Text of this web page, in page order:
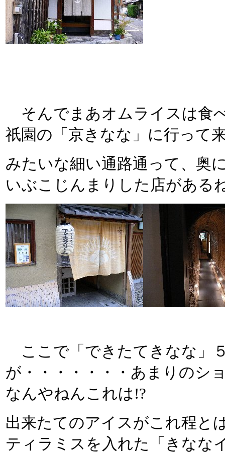
そんでまあオムライスは食
祇園の「京きなな」に行って
みたいな細い通路通って、奥
いぶこじんまりした店がある
ここで「できたてきなな」
が・・・・・・・あまりのシ
なんやねんこれは!?
出来たてのアイスがこれ程と
ティラミスを入れた「きなな